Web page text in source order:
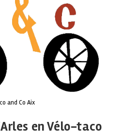
and Co Aix
en Vélo-taco